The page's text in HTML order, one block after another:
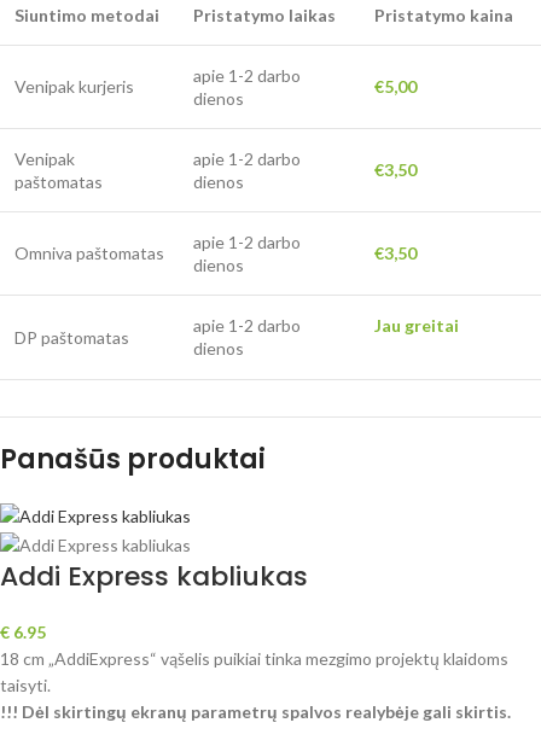
Siuntimo metodai Pristatymo laikas Pristatymo kaina
Venipak kurjeris
apie 1-2 darbo
dienos
€5,00
Venipak
paštomatas
apie 1-2 darbo
dienos
€3,50
Omniva paštomatas
apie 1-2 darbo
dienos
€3,50
DP paštomatas
apie 1-2 darbo
dienos
Jau greitai
Panašūs produktai
Addi Express kabliukas
€ 6.95
18 cm „AddiExpress“ vąšelis puikiai tinka mezgimo projektų klaidoms
taisyti.
!!! Dėl skirtingų ekranų parametrų spalvos realybėje gali skirtis.